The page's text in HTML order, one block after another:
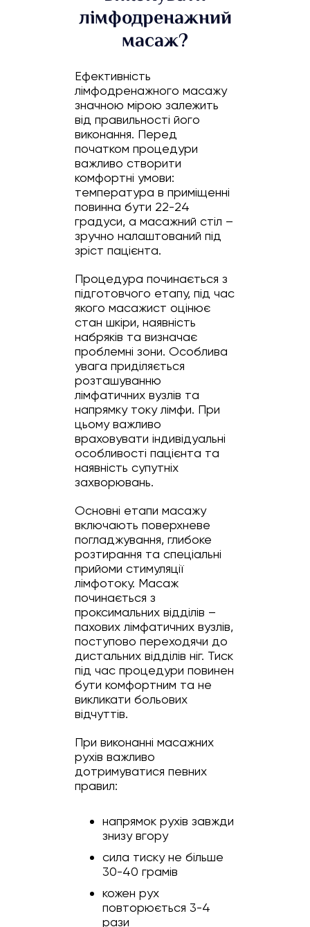
лімфодренажний
масаж?
Ефективність
лімфодренажного масажу
значною мірою залежить
від правильності його
виконання. Перед
початком процедури
важливо створити
комфортні умови:
температура в приміщенні
повинна бути 22-24
градуси, а масажний стіл –
зручно налаштований під
зріст пацієнта.
Процедура починається з
підготовчого етапу, під час
якого масажист оцінює
стан шкіри, наявність
набряків та визначає
проблемні зони. Особлива
увага приділяється
розташуванню
лімфатичних вузлів та
напрямку току лімфи. При
цьому важливо
враховувати індивідуальні
особливості пацієнта та
наявність супутніх
захворювань.
Основні етапи масажу
включають поверхневе
погладжування, глибоке
розтирання та спеціальні
прийоми стимуляції
лімфотоку. Масаж
починається з
проксимальних відділів –
пахових лімфатичних вузлів,
поступово переходячи до
дистальних відділів ніг. Тиск
під час процедури повинен
бути комфортним та не
викликати больових
відчуттів.
При виконанні масажних
рухів важливо
дотримуватися певних
правил:
напрямок рухів завжди
знизу вгору
сила тиску не більше
30-40 грамів
кожен рух
повторюється 3-4
рази